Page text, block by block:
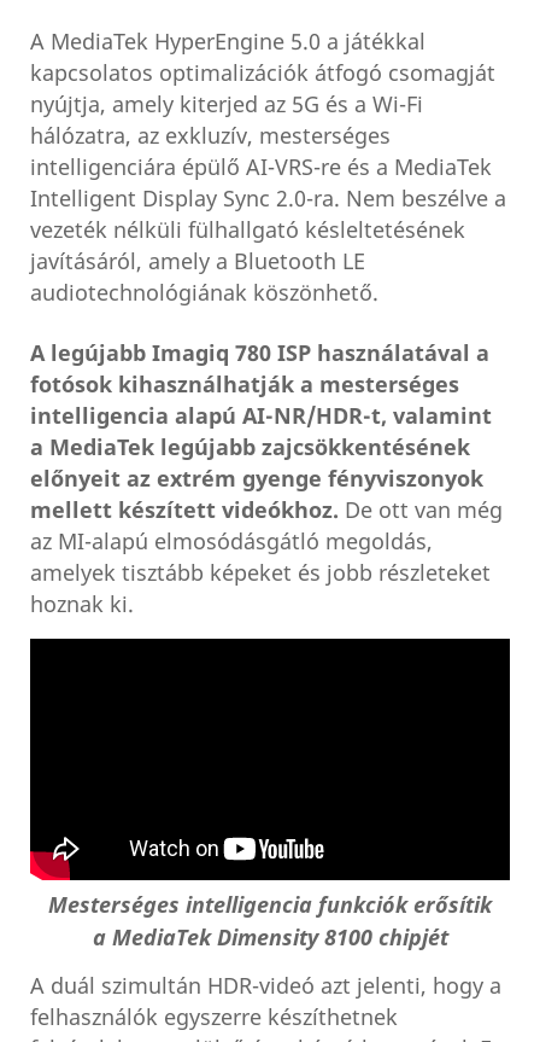
A MediaTek HyperEngine 5.0 a játékkal
kapcsolatos optimalizációk átfogó csomagját
nyújtja, amely kiterjed az 5G és a Wi-Fi
hálózatra, az exkluzív, mesterséges
intelligenciára épülő AI-VRS-re és a MediaTek
Intelligent Display Sync 2.0-ra. Nem beszélve a
vezeték nélküli fülhallgató késleltetésének
javításáról, amely a Bluetooth LE
audiotechnológiának köszönhető.
A legújabb Imagiq 780 ISP használatával a
fotósok kihasználhatják a mesterséges
intelligencia alapú AI-NR/HDR-t, valamint
a MediaTek legújabb zajcsökkentésének
előnyeit az extrém gyenge fényviszonyok
mellett készített videókhoz. De ott van még
az MI-alapú elmosódásgátló megoldás,
amelyek tisztább képeket és jobb részleteket
hoznak ki.
Mesterséges intelligencia funkciók erősítik
a MediaTek Dimensity 8100 chipjét
A duál szimultán HDR-videó azt jelenti, hogy a
felhasználók egyszerre készíthetnek